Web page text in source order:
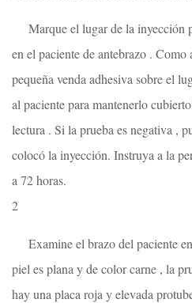
Marque el lugar de la inyección
en el paciente de antebrazo .
pequeña venda adhesiva sobre el
al paciente para mantenerlo
lectura . Si la prueba es negativa ,
colocó la inyección. Instruya a la
a 72 horas.
2
Examine el brazo del paciente
piel es plana y de color carne , la
hay una placa roja y elevada